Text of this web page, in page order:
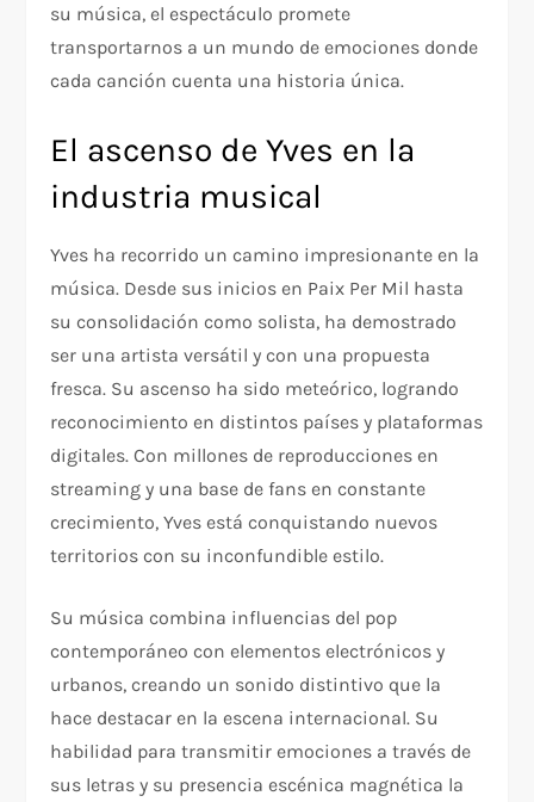
su música, el espectáculo promete
transportarnos a un mundo de emociones donde
cada canción cuenta una historia única.
El ascenso de Yves en la
industria musical
Yves ha recorrido un camino impresionante en la
música. Desde sus inicios en Paix Per Mil hasta
su consolidación como solista, ha demostrado
ser una artista versátil y con una propuesta
fresca. Su ascenso ha sido meteórico, logrando
reconocimiento en distintos países y plataformas
digitales. Con millones de reproducciones en
streaming y una base de fans en constante
crecimiento, Yves está conquistando nuevos
territorios con su inconfundible estilo.
Su música combina influencias del pop
contemporáneo con elementos electrónicos y
urbanos, creando un sonido distintivo que la
hace destacar en la escena internacional. Su
habilidad para transmitir emociones a través de
sus letras y su presencia escénica magnética la